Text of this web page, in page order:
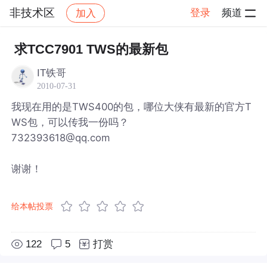
非技术区 加入 登录 频道
社区 非技术区 帖子详情
求TCC7901 TWS的最新包
IT铁哥
2010-07-31
我现在用的是TWS400的包，哪位大侠有最新的官方T
WS包，可以传我一份吗？
732393618@qq.com
谢谢！
给本帖投票
122 5 打赏